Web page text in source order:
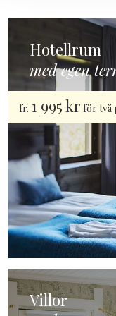
Hotellrum
med egen
fr. 1 995 kr för två
Villor